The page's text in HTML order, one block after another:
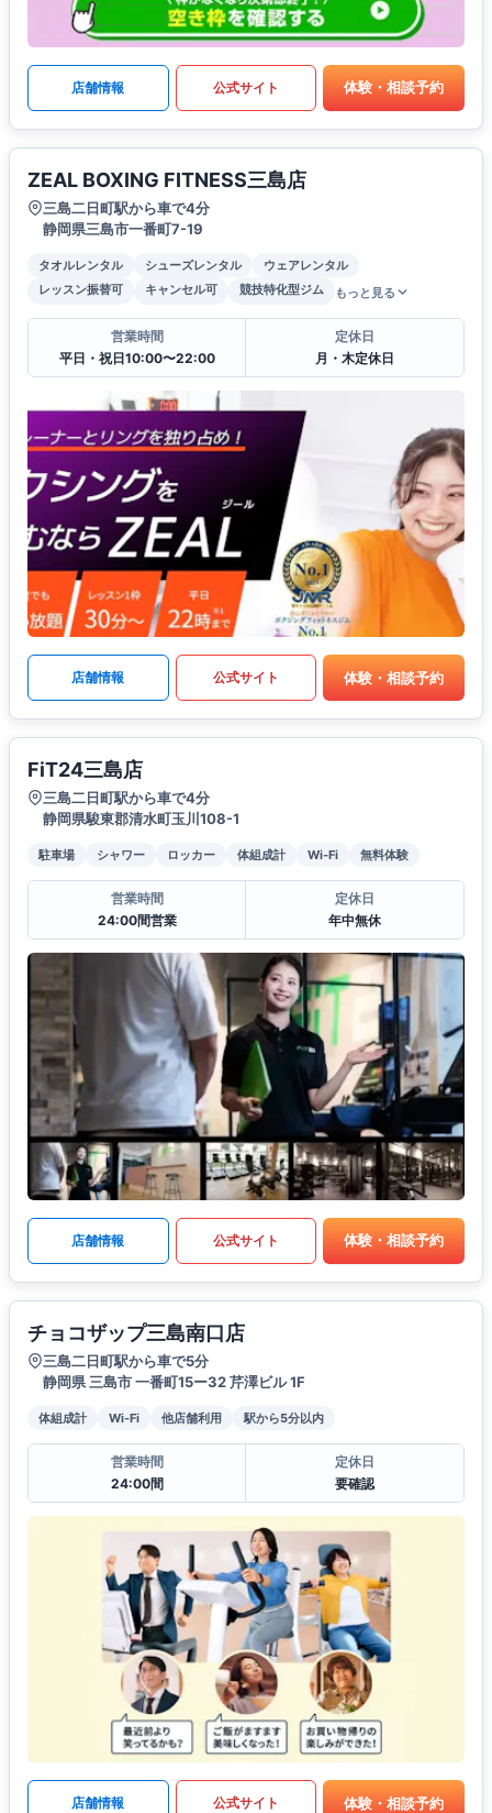
店舗情報 公式サイト 体験・相談予約
ZEAL BOXING FITNESS三島店
三島二日町駅から車で4分
静岡県三島市一番町7-19
タオルレンタル シューズレンタル
ウェアレンタル
レッスン振替可
キャンセル可 競技特化型ジム もっと見る
営業時間
平日・祝日10:00〜22:00
定休日
月・木定休日
店舗情報 公式サイト 体験・相談予約
FiT24三島店
三島二日町駅から車で4分
静岡県駿東郡清水町玉川108-1
駐車場 シャワー ロッカー 体組成計 Wi-Fi 無料体験
営業時間
24:00間営業
定休日
年中無休
店舗情報 公式サイト 体験・相談予約
チョコザップ三島南口店
三島二日町駅から車で5分
静岡県 三島市 一番町15ー32 芹澤ビル 1F
体組成計 Wi-Fi 他店舗利用 駅から5分以内
営業時間
24:00間
定休日
要確認
店舗情報 公式サイト 体験・相談予約